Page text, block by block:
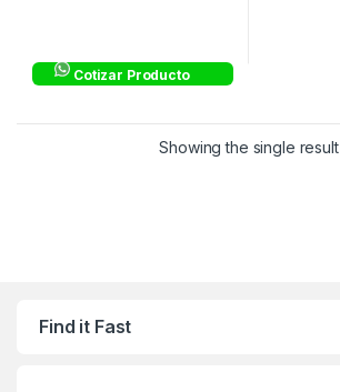
Cotizar Producto
Showing the single result
Find it Fast